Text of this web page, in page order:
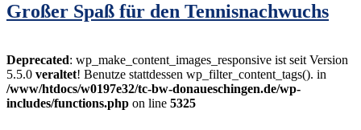
Großer Spaß für den Tennisnachwuchs
Deprecated: wp_make_content_images_responsive ist seit Version
5.5.0 veraltet! Benutze stattdessen wp_filter_content_tags(). in
/www/htdocs/w0197e32/tc-bw-donaueschingen.de/wp-
includes/functions.php on line 5325